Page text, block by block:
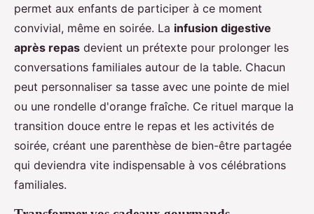
permet aux enfants de participer à ce moment
convivial, même en soirée. La infusion digestive
après repas devient un prétexte pour prolonger les
conversations familiales autour de la table. Chacun
peut personnaliser sa tasse avec une pointe de miel
ou une rondelle d'orange fraîche. Ce rituel marque la
transition douce entre le repas et les activités de
soirée, créant une parenthèse de bien-être partagée
qui deviendra vite indispensable à vos célébrations
familiales.